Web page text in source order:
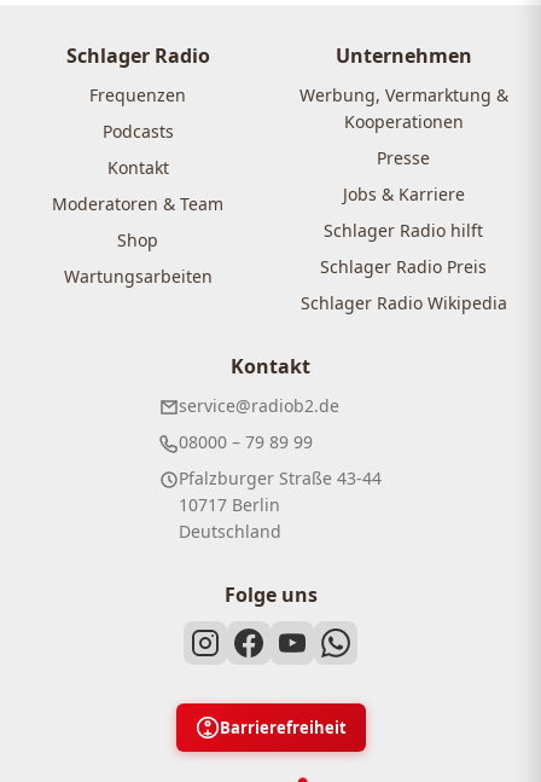
Schlager Radio
Frequenzen
Podcasts
Kontakt
Moderatoren & Team
Shop
Wartungsarbeiten
Unternehmen
Werbung, Vermarktung &
Kooperationen
Presse
Jobs & Karriere
Schlager Radio hilft
Schlager Radio Preis
Schlager Radio Wikipedia
Kontakt
service@radiob2.de
08000 – 79 89 99
Pfalzburger Straße 43-44
10717 Berlin
Deutschland
Folge uns
Barrierefreiheit